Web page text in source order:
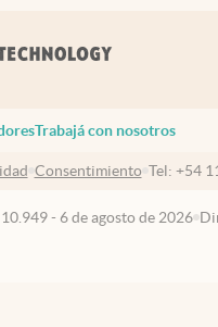
Trabajá con nosotros
Consentimiento Tel: +54
- 6 de agosto de 2026